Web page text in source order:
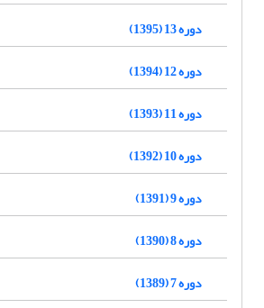
دوره 13 (1395)
دوره 12 (1394)
دوره 11 (1393)
دوره 10 (1392)
دوره 9 (1391)
دوره 8 (1390)
دوره 7 (1389)